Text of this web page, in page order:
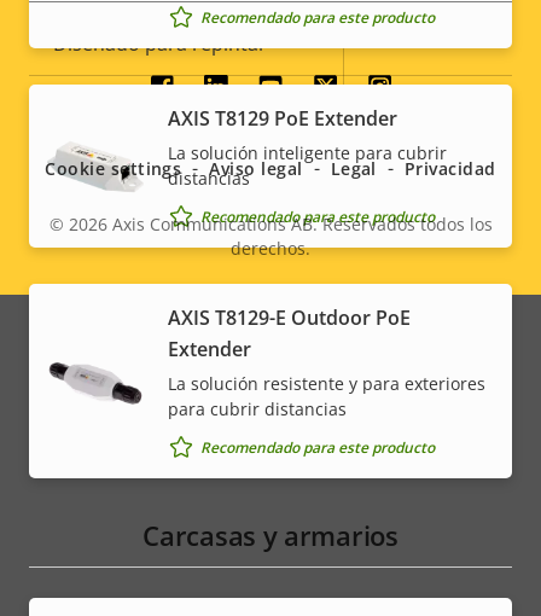
Diseñado para repintar
Recomendado para este producto
AXIS T8129 PoE Extender
La solución inteligente para cubrir
distancias
Recomendado para este producto
AXIS T8129-E Outdoor PoE
Extender
La solución resistente y para exteriores
para cubrir distancias
Recomendado para este producto
Carcasas y armarios
Social
menu
© 2026Axis Communications AB. Reservados todos los
derechos.
Cookie settings Aviso legal Legal Privacidad